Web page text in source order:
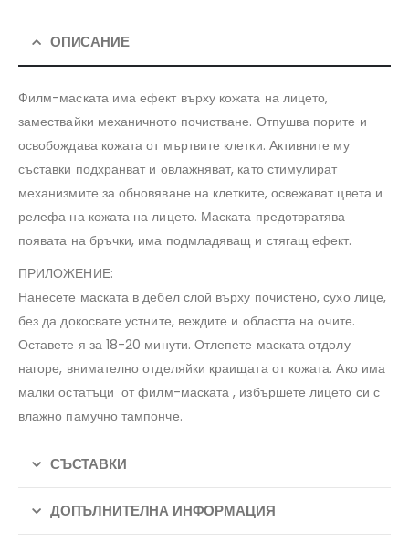
ОПИСАНИЕ
Филм-маската има ефект върху кожата на лицето,
замествайки механичното почистване. Отпушва порите и
освобождава кожата от мъртвите клетки. Активните му
съставки подхранват и овлажняват, като стимулират
механизмите за обновяване на клетките, освежават цвета и
релефа на кожата на лицето. Маската предотвратява
появата на бръчки, има подмладяващ и стягащ ефект.
ПРИЛОЖЕНИЕ:
Нанесете маската в дебел слой върху почистено, сухо лице,
без да докосвате устните, веждите и областта на очите.
Оставете я за 18-20 минути. Отлепете маската отдолу
нагоре, внимателно отделяйки краищата от кожата. Ако има
малки остатъци от филм-маската , избършете лицето си с
влажно памучно тампонче.
СЪСТАВКИ
ДОПЪЛНИТЕЛНА ИНФОРМАЦИЯ